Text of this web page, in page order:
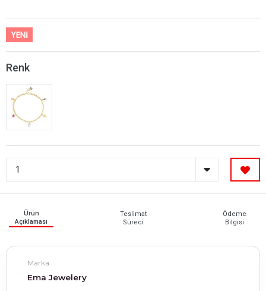
Renk
Ürün
Açıklaması
Teslimat
Süreci
Ödeme
Bilgisi
Marka
Ema Jewelery